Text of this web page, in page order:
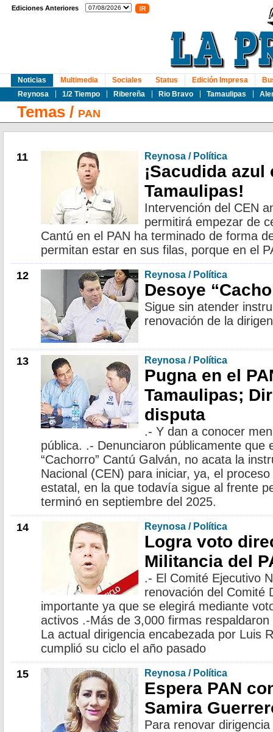
Ediciones Anteriores
Noticias
Reynosa
1/2 Tiempo Ribereña Rio Bravo Tamaulipas
Multimedia Sociales Status Edición Impresa
Temas / PAN
11 Reynosa / Política
¡Sacudida azul
Tamaulipas!
Intervención del CEN
permitirá empezar de
Cantú en el PAN ha terminado de forma
permitan estar en sus filas, porque en el
12 Reynosa / Política
Desoye
Sigue sin atender
renovación de la
13 Reynosa / Política
Pugna en el
Tamaulipas;
disputa
.- Y dan a conocer
pública. .- Denunciaron públicamente que
“Cachorro” Cantú Galván, no acata la
Nacional (CEN) para iniciar, ya, el
estatal, en la que todavía sigue al frente
terminó en septiembre del 2025.
14 Reynosa / Política
Logra voto
Militancia del
.- El Comité Ejecutivo
renovación del Comité
importante ya que se elegirá mediante
activos .-Más de 3,000 firmas
La actual dirigencia encabezada por Luis
cumplió su ciclo el año pasado
15 Reynosa / Política
Espera PAN
Samira
Para renovar